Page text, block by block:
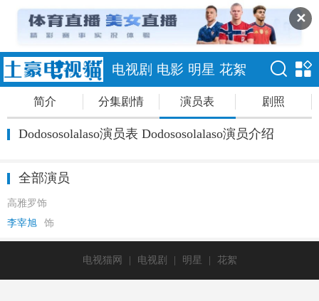
✕
电视剧 电影 明星 花絮
简介 分集剧情 演员表 剧照
Dodososolalaso演员表 Dodososolalaso演员介绍
全部演员
高雅罗饰
李宰旭
饰
电视猫网 | 电视剧 | 明星 | 花絮